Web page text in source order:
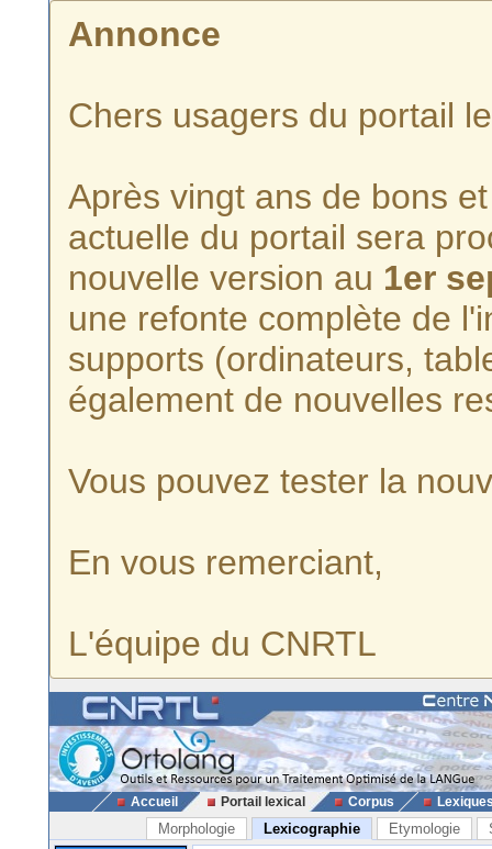
Annonce
Chers usagers du portail
Après vingt ans de bons
actuelle du portail sera
nouvelle version au 1er
une refonte complète de
supports (ordinateurs,
également de nouvelles
Vous pouvez tester la
En vous remerciant,
L'équipe du CNRTL
Accueil Portail lexical Corpus
Morphologie Lexicographie Etymologie